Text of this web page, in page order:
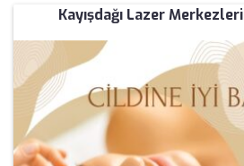
Kayışdağı Lazer Merkezleri